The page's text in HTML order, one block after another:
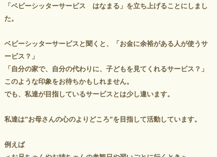
「ベビーシッターサービス はなまる」を立ち上げることにしまし
た。
ベビーシッターサービスと聞くと、「お金に余裕がある人が使うサ
ービス？」
「自分の家で、自分の代わりに、子どもを見てくれるサービス？」
このような印象をお待ちかもしれません。
でも、私達が目指しているサービスとは少し違います。
私達は”お母さんの心のよりどころ”を目指して活動しています。
例えば